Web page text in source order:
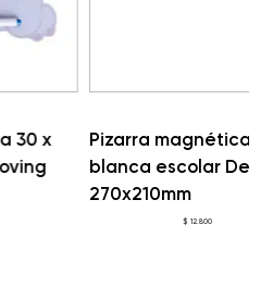
Pizarra magnética
blanca escolar Deli
270x210mm